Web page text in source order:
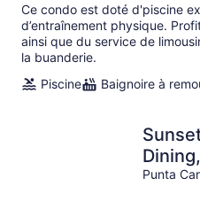
Ce condo est doté d'piscine
d’entraînement physique.
ainsi que du service de
la buanderie.
Piscine
Baignoire à
Punta